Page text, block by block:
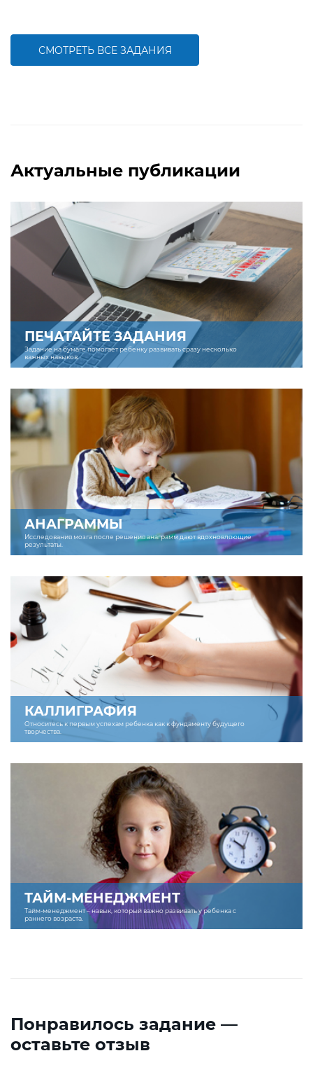
СМОТРЕТЬ ВСЕ ЗАДАНИЯ
Актуальные публикации
ПЕЧАТАЙТЕ ЗАДАНИЯ
Задание на бумаге помогает ребенку развивать сразу несколько
важных навыков.
АНАГРАММЫ
Исследования мозга после решения анаграмм дают вдохновляющие
результаты.
КАЛЛИГРАФИЯ
Относитесь к первым успехам ребенка как к фундаменту будущего
творчества.
ТАЙМ-МЕНЕДЖМЕНТ
Тайм-менеджмент – навык, который важно развивать у ребенка с
раннего возраста.
Понравилось задание —
оставьте отзыв